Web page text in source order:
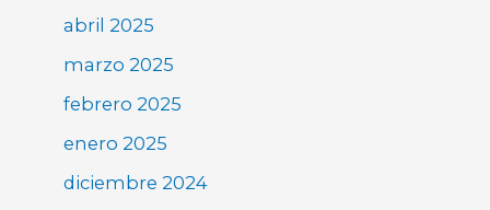
abril 2025
marzo 2025
febrero 2025
enero 2025
diciembre 2024